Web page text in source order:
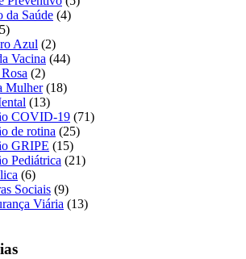
da Saúde (4)
Azul (2)
Vacina (44)
(2)
Mulher(18)
(13)
COVID-19 (71)
de rotina (25)
GRIPE (15)
Pediátrica (21)
(6)
Sociais (9)
Viária (13)